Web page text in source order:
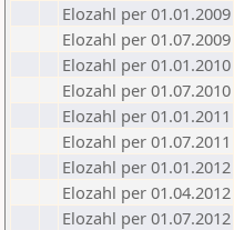
Elozahl per 01.01.2009
Elozahl per 01.07.2009
Elozahl per 01.01.2010
Elozahl per 01.07.2010
Elozahl per 01.01.2011
Elozahl per 01.07.2011
Elozahl per 01.01.2012
Elozahl per 01.04.2012
Elozahl per 01.07.2012